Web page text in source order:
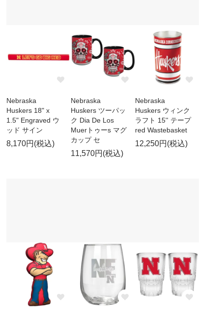
Nebraska
Huskers 18" x
1.5" Engraved ウ
ッド サイン
8,170円(税込)
Nebraska
Huskers ツーパッ
ク Dia De Los
Muerトゥーs マグ
カップ セ
11,570円(税込)
Nebraska
Huskers ウィンク
ラフト 15'' テープ
red Wastebasket
12,250円(税込)